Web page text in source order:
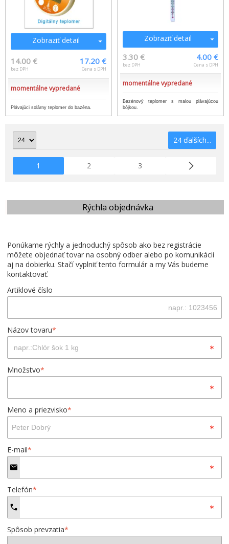
Rýchla objednávka
Ponúkame rýchly a jednoduchý spôsob ako bez registrácie
môžete objednať tovar na osobný odber alebo po komunikácii
aj na dobierku. Stačí vyplniť tento formulár a my Vás budeme
kontaktovať.
Artiklové číslo
Názov tovaru*
Množstvo*
Meno a priezvisko*
E-mail*
Telefón*
Spôsob prevzatia*
Zobraziť detail
14.00 €
bez DPH
17.20 €
Cena s DPH
momentálne vypredané
Plávajúci solárny teplomer do bazéna.
Zobraziť detail
3.30 €
bez DPH
4.00 €
Cena s DPH
momentálne vypredané
Bazénový teplomer s malou plávajúcou
bójkou.
24 ďalších...
1 2 3